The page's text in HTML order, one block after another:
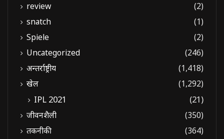
review
(2)
snatch
(1)
Spiele
(2)
Uncategorized
(246)
अन्तर्राष्ट्रीय
(1,418)
खेल
(1,292)
IPL 2021 (21)
जीवनशैली
(350)
तकनीकी
(364)